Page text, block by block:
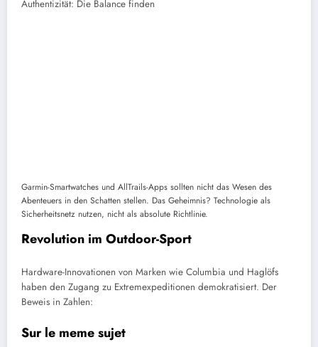
Authentizität: Die Balance finden
Garmin-Smartwatches und AllTrails-Apps sollten nicht das Wesen des
Abenteuers in den Schatten stellen. Das Geheimnis? Technologie als
Sicherheitsnetz nutzen, nicht als absolute Richtlinie.
Revolution im Outdoor-Sport
Hardware-Innovationen von Marken wie Columbia und Haglöfs
haben den Zugang zu Extremexpeditionen demokratisiert. Der
Beweis in Zahlen:
Sur le meme sujet